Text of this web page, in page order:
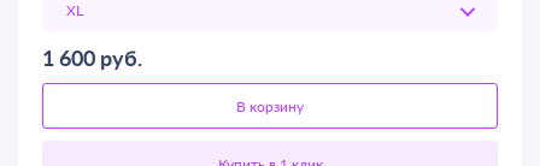
1 600 руб.
В корзину